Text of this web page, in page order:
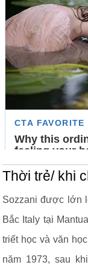
Thời trẻ/ khi
Sozzani được lớn
Bắc Italy tại
triết học và văn
năm 1973, sau